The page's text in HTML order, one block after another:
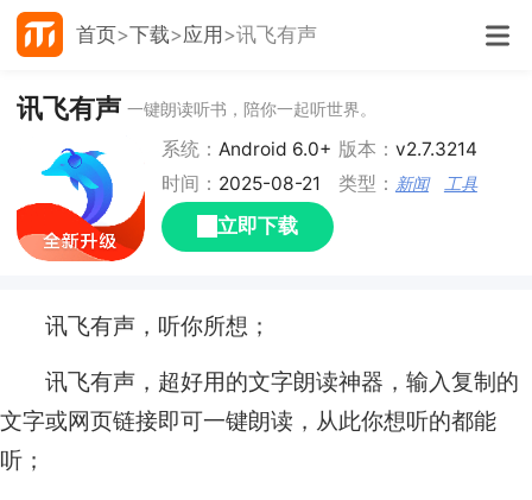
首页 下载 应用 讯飞有声
讯飞有声 一键朗读听书，陪你一起听世界。
系统：Android 6.0+ 版本： v2.7.3214
时间： 2025-08-21 类型： 新闻 工具
立即下载
讯飞有声，听你所想；
讯飞有声，超好用的文字朗读神器，输入复制的
文字或网页链接即可一键朗读，从此你想听的都能
听；